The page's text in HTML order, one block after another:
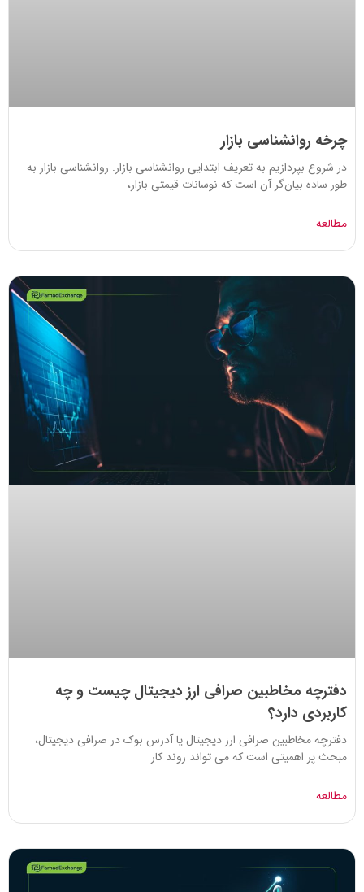
چرخه روانشناسی بازار
در شروع بپردازیم به تعریف ابتدایی روانشناسی بازار. روانشناسی بازار به
طور ساده بیان‌گر آن است که نوسانات قیمتی بازار،
مطالعه
دفترچه مخاطبین صرافی ارز دیجیتال چیست و چه
کاربردی دارد؟
دفترچه مخاطبین صرافی ارز دیجیتال یا آدرس بوک در صرافی دیجیتال،
مبحث پر اهمیتی است که می تواند روند کار
مطالعه